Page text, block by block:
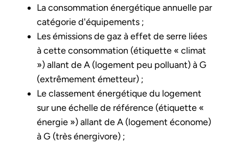
La consommation énergétique annuelle par
catégorie d'équipements ;
Les émissions de gaz à effet de serre liées
à cette consommation (étiquette « climat
») allant de A (logement peu polluant) à G
(extrêmement émetteur) ;
Le classement énergétique du logement
sur une échelle de référence (étiquette «
énergie ») allant de A (logement économe)
à G (très énergivore) ;